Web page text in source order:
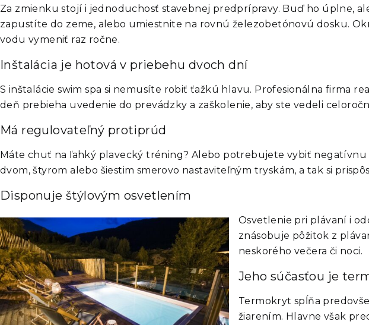
Za zmienku stojí i jednoduchosť stavebnej predprípravy. Buď ho úplne,
zapustíte do zeme, alebo umiestnite na rovnú železobetónovú dosku.
vodu vymeniť raz ročne.
Inštalácia je hotová v priebehu dvoch dní
S inštalácie swim spa si nemusíte robiť ťažkú hlavu. Profesionálna firma
deň prebieha uvedenie do prevádzky a zaškolenie, aby ste vedeli
Má regulovateľný protiprúd
Máte chuť na ľahký plavecký tréning? Alebo potrebujete vybiť
dvom, štyrom alebo šiestim smerovo nastaviteľným tryskám, a tak si
Disponuje štýlovým osvetlením
Osvetlenie pri plávaní i
znásobuje pôžitok z
neskorého večera či noci.
Jeho súčasťou je
Termokryt spĺňa
žiarením. Hlavne však